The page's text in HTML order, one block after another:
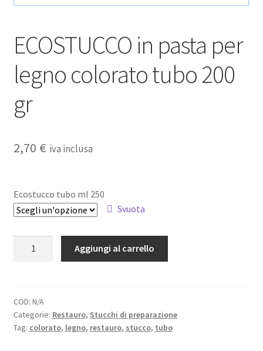
ECOSTUCCO in pasta per
legno colorato tubo 200
gr
2,70 € iva inclusa
Ecostucco tubo ml 250
Svuota
legno
colorato
tubo
Aggiungi al carrello
COD: N/A
Categorie: Restauro, Stucchi di preparazione
Tag: colorato, legno, restauro, stucco, tubo